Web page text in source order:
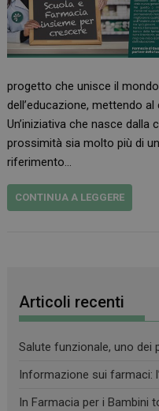
progetto che unisce il
dell’educazione, mettendo
Un’iniziativa che nasce
prossimità sia molto più di
riferimento…
CONTINUA A LEGGERE
Articoli recenti
Salute funzionale, uno dei
Informazione sui farmaci:
In Farmacia per i Bambini